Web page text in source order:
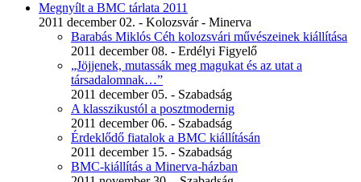
Megnyílt a BMC tárlata 2011
2011 december 02. - Kolozsvár - Minerva
Barabás Miklós Céh kolozsvári művészeinek kiállítása
2011 december 08. - Erdélyi Figyelő
„Jöjjenek, mutassák meg magukat és az utat a
társadalomnak…”
2011 december 05. - Szabadság
A klasszikustól a posztmodernig
2011 december 06. - Szabadság
Érdeklődő fiatalok a BMC kiállításán
2011 december 15. - Szabadság
BMC-kiállítás a Minerva-házban